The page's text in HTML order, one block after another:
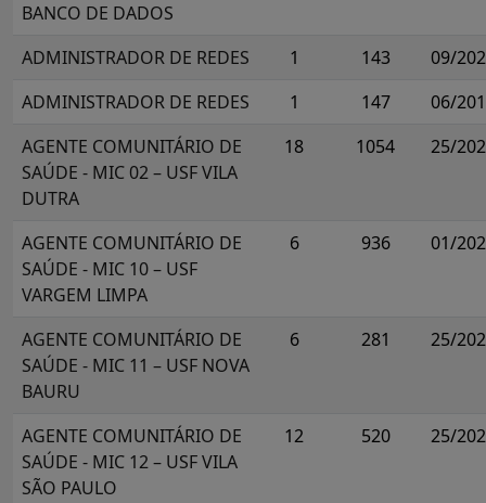
BANCO DE DADOS
ADMINISTRADOR DE REDES 1 143
09/
ADMINISTRADOR DE REDES
1 147
06/
AGENTE COMUNITÁRIO DE
SAÚDE - MIC 02 – USF VILA
DUTRA
18 1054 25/
AGENTE COMUNITÁRIO DE
SAÚDE - MIC 10 – USF
VARGEM LIMPA
6 936 01/
AGENTE COMUNITÁRIO DE
SAÚDE - MIC 11 – USF NOVA
BAURU
6 281 25/
AGENTE COMUNITÁRIO DE
SAÚDE - MIC 12 – USF VILA
SÃO PAULO
12 520 25/